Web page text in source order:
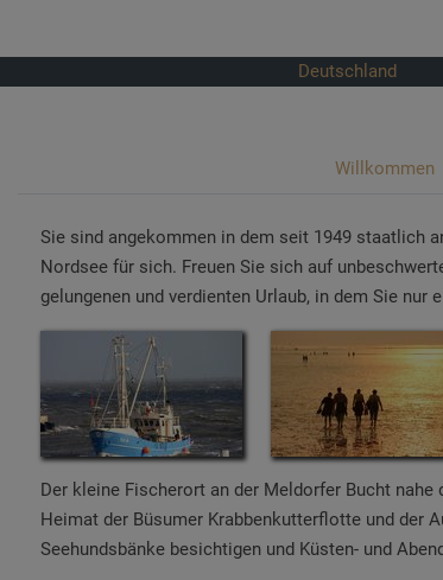
Deutschland
Willkommen
Sie sind angekommen in dem seit 1949 staatlich
Nordsee für sich. Freuen Sie sich auf
gelungenen und verdienten Urlaub, in dem Sie nur
Der kleine Fischerort an der Meldorfer Bucht
Heimat der Büsumer Krabbenkutterflotte und der
Seehundsbänke besichtigen und Küsten- und